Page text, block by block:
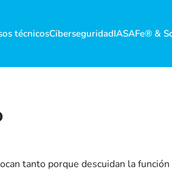
técnicosCiberseguridadIASAFe® &
tanto porque descuidan la